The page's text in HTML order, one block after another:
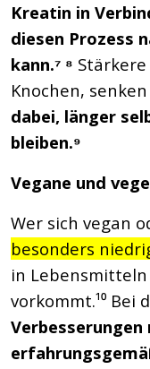
Kreatin in
diesen Prozess
kann.⁷ ⁸
Knochen,
dabei, länger
bleiben.⁹
Vegane und
Wer sich vegan
besonders
in Lebensmitteln
vorkommt.¹⁰ Bei
Verbesserungen